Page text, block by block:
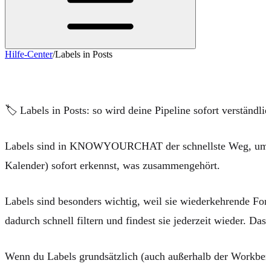
Hilfe-Center/Labels in Posts
🏷️ Labels in Posts: so wird deine Pipeline sofort
Labels sind in KNOWYOURCHAT der schnellste Weg,
Kalender) sofort erkennst, was zusammengehört.
Labels sind besonders wichtig, weil sie wiederkehrende
dadurch schnell filtern und findest sie jederzeit wieder.
Wenn du Labels grundsätzlich (auch außerhalb der